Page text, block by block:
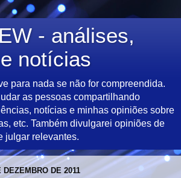
- análises,
notícias
para nada se não for compreendida.
as pessoas compartilhando
notícias e minhas opiniões sobre
etc. Também divulgarei opiniões de
julgar relevantes.
DEZEMBRO DE 2011